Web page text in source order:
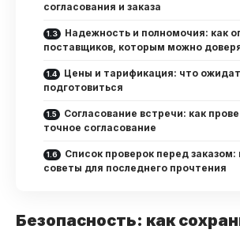
согласования и заказа
Надежность и полномочия: как
поставщиков, которым можно
Цены и тарификация: что
подготовиться
Согласование встречи: как
точное согласование
Список проверок перед заказом:
советы для последнего прочтения
Безопасность: как